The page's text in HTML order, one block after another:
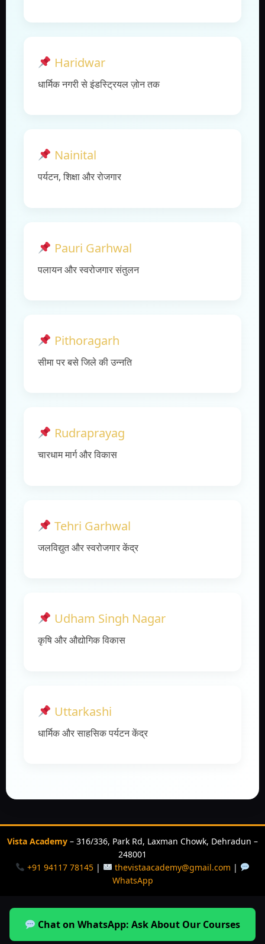
Haridwar
धार्मिक नगरी से इंडस्ट्रियल ज़ोन तक
Nainital
पर्यटन, शिक्षा और रोजगार
Pauri Garhwal
पलायन और स्वरोजगार संतुलन
Pithoragarh
सीमा पर बसे जिले की उन्नति
Rudraprayag
चारधाम मार्ग और विकास
Tehri Garhwal
जलविद्युत और स्वरोजगार केंद्र
Udham Singh Nagar
कृषि और औद्योगिक विकास
Uttarkashi
धार्मिक और साहसिक पर्यटन केंद्र
Vista Academy – 316/336, Park Rd, Laxman Chowk, Dehradun –
248001
+91 94117 78145 | thevistaacademy@gmail.com |
WhatsApp
Chat on WhatsApp: Ask About Our Courses